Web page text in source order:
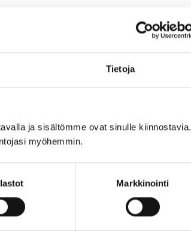
Tietoja
ja sisältömme ovat sinulle kiinnostavia.
myöhemmin.
Markkinointi